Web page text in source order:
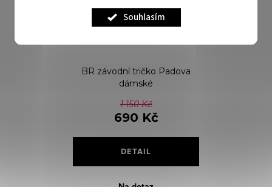
Souhlasím
BR závodní tričko Padova
dámské
1 150 Kč
690 Kč
DETAIL